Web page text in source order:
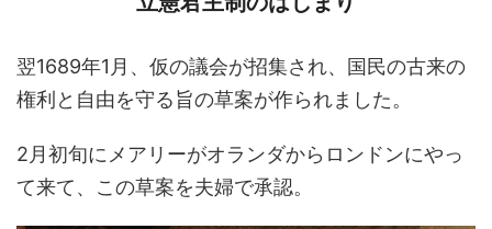
翌1689年1月、仮の議会が招集され、国民の古来の
権利と自由を守る旨の草案が作られました。
2月初旬にメアリーがオランダからロンドンにやっ
て来て、この草案を夫婦で承認。